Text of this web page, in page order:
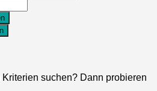
suchen? Dann probieren